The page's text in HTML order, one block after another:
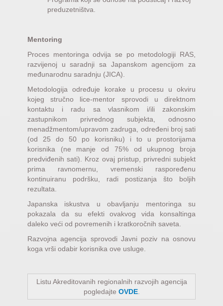
preduzetništva.
Mentoring
Proces mentoringa odvija se po metodologiji RAS,
razvijenoj u saradnji sa Japanskom agencijom za
međunarodnu saradnju (JICA).
Metodologija određuje korake u procesu u okviru
kojeg stručno lice-mentor sprovodi u direktnom
kontaktu i radu sa vlasnikom i/ili zakonskim
zastupnikom privrednog subjekta, odnosno
menadžmentom/upravom zadruga, određeni broj sati
(od 25 do 50 po korisniku) i to u prostorijama
korisnika (ne manje od 75% od ukupnog broja
predviđenih sati). Kroz ovaj pristup, privredni subjekt
prima ravnomernu, vremenski raspoređenu
kontinuiranu podršku, radi postizanja što boljih
rezultata.
Japanska iskustva u obavljanju mentoringa su
pokazala da su efekti ovakvog vida konsaltinga
daleko veći od povremenih i kratkoročnih saveta.
Razvojna agencija sprovodi Javni poziv na osnovu
koga vrši odabir korisnika ove usluge.
Listu Akreditovanih regionalnih razvojih agencija
pogledajte OVDE.